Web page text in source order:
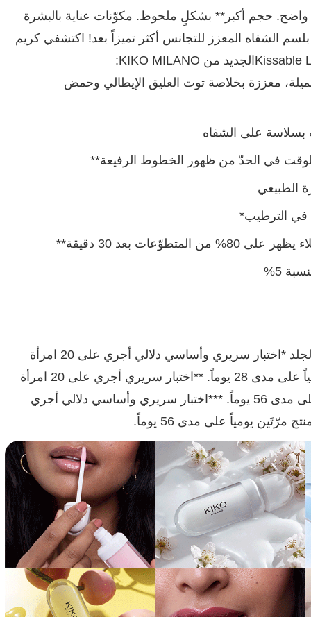
حجم أكبر** بشكلٍ ملحوظ. مكوّنات عناية بالبشرة
بلسم الشفاه المعزز للتجانس أكثر تميزاً بعد! اكتشفي كريم
معززة بخلاصة توت العليق الإيطالي وحمض
بسلاسة على الشفاه
الوقت في الحدّ من ظهور الخطوط الرفيعة**
الطبيعي
بعد 30 دقيقة**
5%
منتج مُختبر من قبل أطباء الجلد *اختبار سريري وأساسي دلالي أجري على 20 امرأة
استخدمنَ المنتج مرّتَين يومياً على مدى 28 يوماً. **اختبار سريري أجري على 20 امرأة
طبّقنَ المنتج مرّتَين يومياً على مدى 56 يوماً. ***اختبار سريري وأساسي دلالي أجري